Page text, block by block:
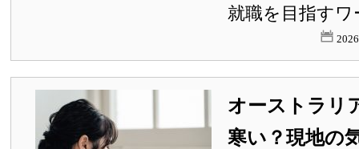
就職を目指す
オーストラリ
寒い？現地の